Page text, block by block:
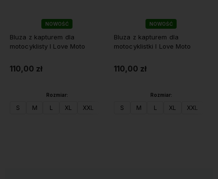
NOWOŚĆ
Bluza z kapturem dla
motocyklisty I Love Moto
110,00 zł
Rozmiar:
S M L XL XXL
NOWOŚĆ
Bluza z kapturem dla
motocyklistki I Love Moto
110,00 zł
Rozmiar:
S M L XL XXL